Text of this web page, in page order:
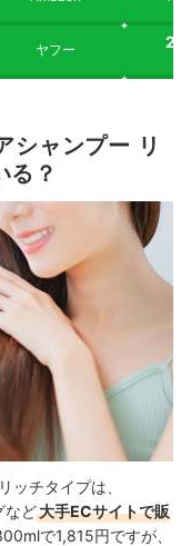
ヤフー
シャンプー リ
る？
ッチタイプは、
など大手ECサイトで販
で1,815円ですが、